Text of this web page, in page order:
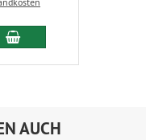
In den Warenkorb
AUCH